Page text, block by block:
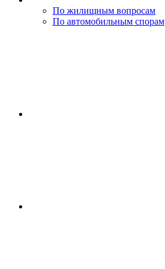
По жилищным вопросам
По автомобильным спорам